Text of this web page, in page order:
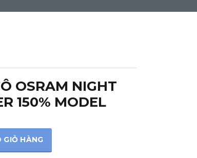
OSRAM NIGHT
150% MODEL
GIỎ HÀNG